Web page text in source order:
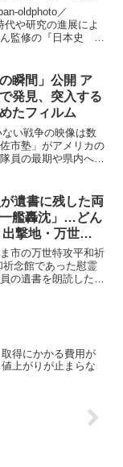
oldphoto／
や研究の進展によ
ん監修の『日本史 格
瞬間」公開 ア
発見、突入する
たフィルム
い戦争の映像は数
市塾」がアメリカの
員の最期や県内への
遺書に残した両
艦轟沈」…どん
撃地・万世の
朗読、遺族は涙
市の万世特攻平和祈
念館であった慰霊
の遺書を朗読した。
得にかかる費用が
上がりが止まらな